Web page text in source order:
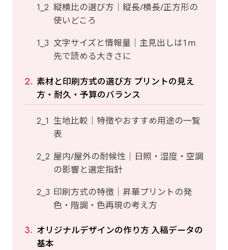
縦横比の選び方｜縦長/横長/正方形の
使いどころ
文字サイズと情報量｜主見出しは1m
先で読める大きさに
素材と印刷方式の選び方 プリントの見え
方・耐久・予算のバランス
生地比較｜特徴やおすすめ用途の一覧
表
屋内/屋外の耐候性｜日照・湿度・空調
の影響と選定指針
印刷方式の特徴｜昇華プリントの発
色・階調・色再現の考え方
オリジナルデザインの作り方 入稿データの
基本